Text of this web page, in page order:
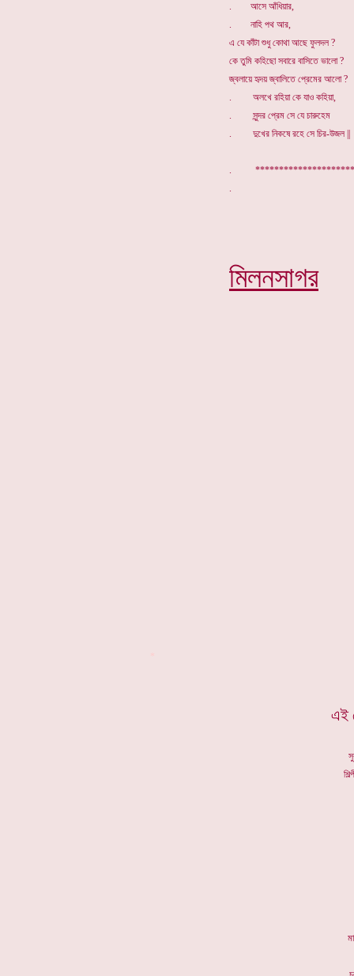
. আসে আঁধিয়ার,
. নাহি পথ আর,
এ যে কাঁটা শুধু কোথা আছে ফুলদল ?
কে তুমি কহিছো সবারে বাসিতে ভালো ?
জ্বলায়ে হৃদয় জ্বালিতে প্রেমের আলো ?
. অলখে রহিয়া কে যাও কহিয়া,
. সুন্দর প্রেম সে যে চারুহেম
. দুখের নিকষে রহে সে চির-উজল ||
.
মিলনসাগর
এই